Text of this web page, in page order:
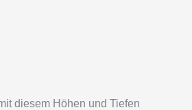
diesem Höhen und Tiefen